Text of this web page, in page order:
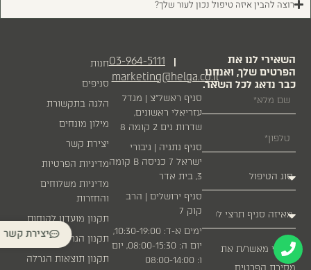
רוצה להבין איזה טיפול נכון לעור שלך?
03-964-5111 |
marketing@helga.co.il
סניף ראשל״צ | מגדל
עזריאלי ראשונים,
שדרות נים 2 קומה 8
סניף נתניה | גיבורי
ישראל 7 כניסה B קומה
3, בית אדר
סניף ירושלים | הרב
קוק 7
ימים א-ד: 10:30-19:00,
יום ה: 08:00-15:30, יום
ו: 08:00-14:00
חנות
סניפים
הלגה בתקשורת
מילון מונחים
יצירת קשר
מדיניות הפרטיות
מדיניות משלוחים
והחזרות
תקנון מועדון לקוחות
תקנון הגרלה
תקנון תוצאות הגרלה
השאירי לנו את
הפרטים שלך, ואנחנו
כבר נדאג לכל השאר.
אני מאשר/ת את
מסירת הפרטים
יצירת קשר